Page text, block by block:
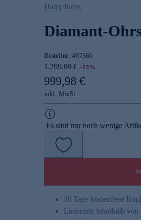
Harry Ivens
Diamant-
Bestellnr. 487860
1.299,00 € -23%
999,98 €
inkl. MwSt.
Es sind nur noch wenige
30 Tage kostenfreie
Lieferung innerhalb von